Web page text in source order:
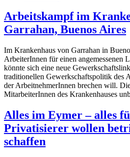
Arbeitskampf im
Garrahan, Buenos Aires
Im Krankenhaus von Garrahan in
ArbeiterInnen für einen angemessenen
könnte sich eine neue
traditionellen Gewerkschaftspolitik des
der ArbeitnehmerInnen brechen will.
MitarbeiterInnen des Krankenhauses
Alles im Eymer – alles
Privatisierer wollen
schaffen